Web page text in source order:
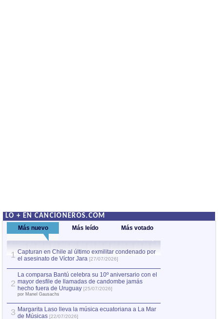
LO + EN CANCIONEROS.COM
Más nuevo Más leído Más votado
1 Capturan en Chile al último exmilitar condenado por
el asesinato de Víctor Jara [27/07/2026]
2
La comparsa Bantú celebra su 10º aniversario con el
mayor desfile de llamadas de candombe jamás
hecho fuera de Uruguay [25/07/2026]
por Manel Gausachs
3 Margarita Laso lleva la música ecuatoriana a La Mar
de Músicas [22/07/2026]